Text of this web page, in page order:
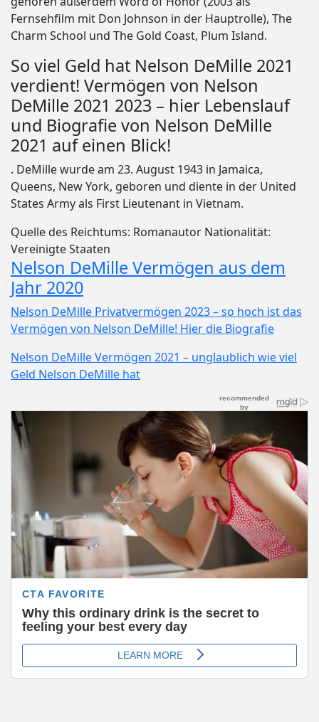
Fernsehfilm mit Don Johnson in der Hauptrolle), The
Charm School und The Gold Coast, Plum Island.
So viel Geld hat Nelson DeMille 2021
verdient! Vermögen von Nelson
DeMille 2021 2023 – hier Lebenslauf
und Biografie von Nelson DeMille
2021 auf einen Blick!
. DeMille wurde am 23. August 1943 in Jamaica,
Queens, New York, geboren und diente in der United
States Army als First Lieutenant in Vietnam.
Quelle des Reichtums: Romanautor Nationalität:
Vereinigte Staaten
Nelson DeMille Vermögen aus dem
Jahr 2020
Nelson DeMille Privatvermögen 2023 – so hoch ist das
Vermögen von Nelson DeMille! Hier die Biografie
Nelson DeMille Vermögen 2021 – unglaublich wie viel
Geld Nelson DeMille hat